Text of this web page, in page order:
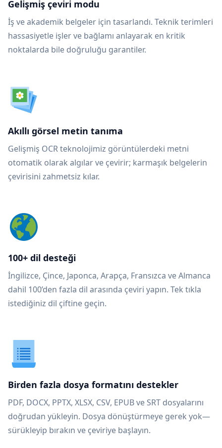
Gelişmiş çeviri modu
İş ve akademik belgeler için tasarlandı. Teknik terimleri
hassasiyetle işler ve bağlamı anlayarak en kritik
noktalarda bile doğruluğu garantiler.
Akıllı görsel metin tanıma
Gelişmiş OCR teknolojimiz görüntülerdeki metni
otomatik olarak algılar ve çevirir; karmaşık belgelerin
çevirisini zahmetsiz kılar.
100+ dil desteği
İngilizce, Çince, Japonca, Arapça, Fransızca ve Almanca
dahil 100’den fazla dil arasında çeviri yapın. Tek tıkla
istediğiniz dil çiftine geçin.
Birden fazla dosya formatını destekler
PDF, DOCX, PPTX, XLSX, CSV, EPUB ve SRT dosyalarını
doğrudan yükleyin. Dosya dönüştürmeye gerek yok—
sürükleyip bırakın ve çeviriye başlayın.